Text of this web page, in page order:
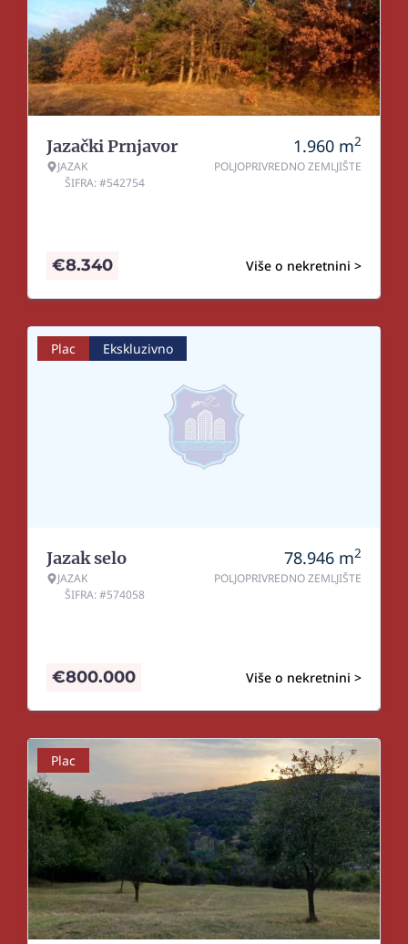
Jazački Prnjavor
JAZAK
ŠIFRA: #542754
1.960 m2
POLJOPRIVREDNO ZEMLJIŠTE
Više o nekretnini >
€8.340
Plac Ekskluzivno
Jazak selo
JAZAK
ŠIFRA: #574058
78.946 m2
POLJOPRIVREDNO ZEMLJIŠTE
Više o nekretnini >
€800.000
Plac